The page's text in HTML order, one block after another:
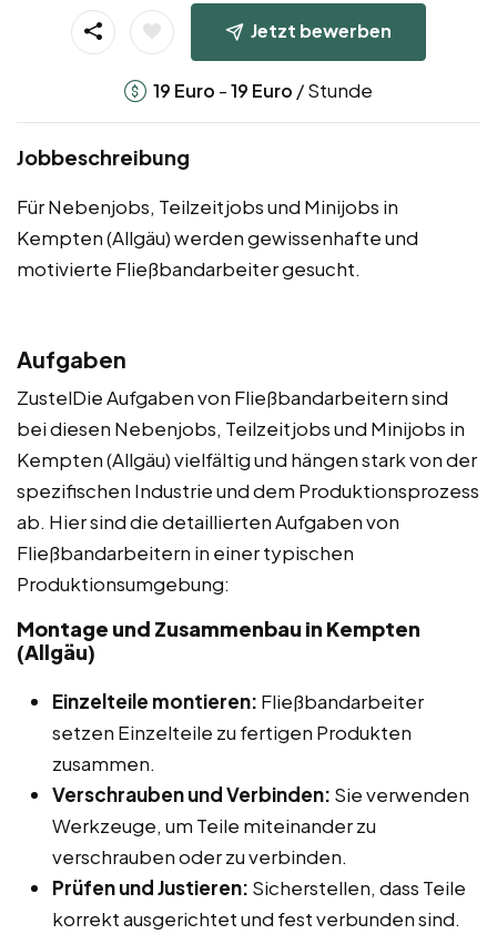
Jetzt bewerben
19 Euro -19 Euro / Stunde
Jobbeschreibung
Für Nebenjobs, Teilzeitjobs und Minijobs in
Kempten (Allgäu) werden gewissenhafte und
motivierte Fließbandarbeiter gesucht.
Aufgaben
ZustelDie Aufgaben von Fließbandarbeitern sind
bei diesen Nebenjobs, Teilzeitjobs und Minijobs in
Kempten (Allgäu) vielfältig und hängen stark von der
spezifischen Industrie und dem Produktionsprozess
ab. Hier sind die detaillierten Aufgaben von
Fließbandarbeitern in einer typischen
Produktionsumgebung:
Montage und Zusammenbau in Kempten
(Allgäu)
Einzelteile montieren: Fließbandarbeiter
setzen Einzelteile zu fertigen Produkten
zusammen.
Verschrauben und Verbinden: Sie verwenden
Werkzeuge, um Teile miteinander zu
verschrauben oder zu verbinden.
Prüfen und Justieren: Sicherstellen, dass Teile
korrekt ausgerichtet und fest verbunden sind.